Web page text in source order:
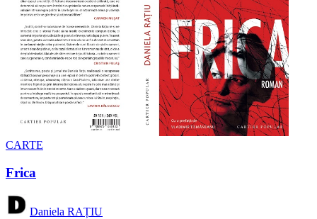
CARTE
Frica
Daniela RAȚIU